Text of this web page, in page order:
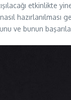
etkinlikte
hazırlanılması
ve bunun